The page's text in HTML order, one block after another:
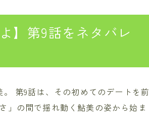
】第9話をネタバレ
第9話は、その初めてのデートを前
」の間で揺れ動く鮎美の姿から始ま